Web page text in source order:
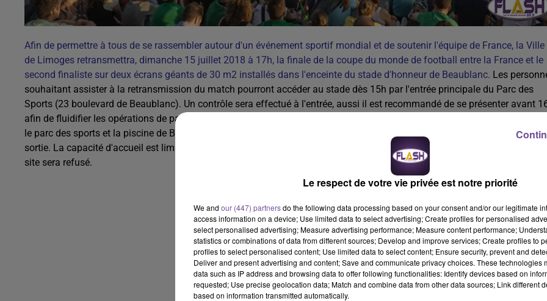
Afin de permettre à tous de se rassembler autour d'un événement sportif mondial et de soutenir l'équipe de France, la Ville
de Limoges retransmettra, dimanche 15 juillet 2018 à 17h, la finale de la coupe du monde de football entre la France et le
second finaliste sur deux écrans géants de 30 m2 installés dans l'enceinte du stade d'honneur de Beaublanc. Les
souhaitant assister à la retransmission du match pourront accéder au stade dès 15h par l'entrée principale du Parc des
Sports (23 boulevard de Beaublanc). Un contrôle sera effectué à l'entrée, aussi il est recommandé de se présenter avant
afin de fluidifier les opérations de palpations. Afin de respecter les conditions de sécurité fixées par le Ministère de
le parc des sports et la piscine de Beaublanc seront fermés au public à partir de 13h et le public présent sera dirigé vers la
sortie. La capacité d'accueil est limité à 10 000 spectateurs (dont 4 000 places assises). Au delà de ce nombre, l'accès au
site sera refusé.
Le respect de votre vie privée est notre priorité
We and our (447) partnersdo the following data processing based on your consent and/or our legitimate
access information on a device; Use limited data to select advertising; Create profiles for personalised
select personalised advertising; Measure advertising performance; Measure content performance;
statistics or combinations of data from different sources; Develop and improve services; Create profiles to
profiles to select personalised content; Use limited data to select content; Ensure security, prevent and
Deliver and present advertising and content; Save and communicate privacy choices. These technologies
data such as IP address and browsing data to offer following functionalities: Identify devices based on
requested; Use precise geolocation data; Match and combine data from other data sources; Link different
based on information transmitted automatically.